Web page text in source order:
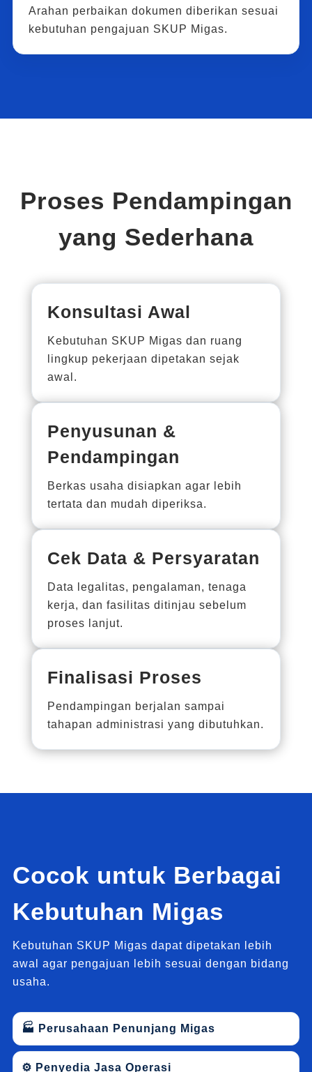
Arahan perbaikan dokumen diberikan sesuai
kebutuhan pengajuan SKUP Migas.
Proses Pendampingan
yang Sederhana
Konsultasi Awal
Kebutuhan SKUP Migas dan ruang
lingkup pekerjaan dipetakan sejak
awal.
Penyusunan &
Pendampingan
Berkas usaha disiapkan agar lebih
tertata dan mudah diperiksa.
Cek Data & Persyaratan
Data legalitas, pengalaman, tenaga
kerja, dan fasilitas ditinjau sebelum
proses lanjut.
Finalisasi Proses
Pendampingan berjalan sampai
tahapan administrasi yang dibutuhkan.
Cocok untuk Berbagai
Kebutuhan Migas
Kebutuhan SKUP Migas dapat dipetakan lebih
awal agar pengajuan lebih sesuai dengan bidang
usaha.
🏭 Perusahaan Penunjang Migas
⚙ Penyedia Jasa Operasi